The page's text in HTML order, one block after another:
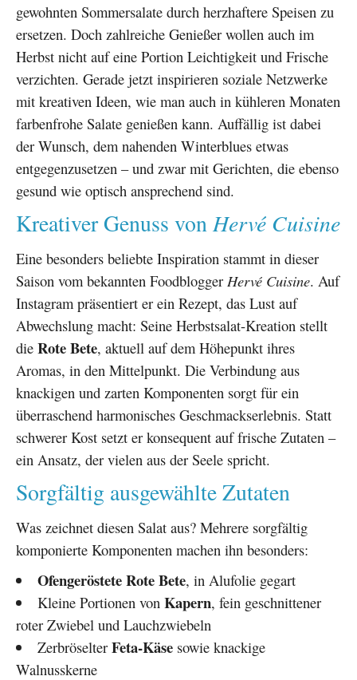
gewohnten Sommersalate durch herzhaftere Speisen zu
ersetzen. Doch zahlreiche Genießer wollen auch im
Herbst nicht auf eine Portion Leichtigkeit und Frische
verzichten. Gerade jetzt inspirieren soziale Netzwerke
mit kreativen Ideen, wie man auch in kühleren Monaten
farbenfrohe Salate genießen kann. Auffällig ist dabei
der Wunsch, dem nahenden Winterblues etwas
entgegenzusetzen – und zwar mit Gerichten, die ebenso
gesund wie optisch ansprechend sind.
Kreativer Genuss vonHervé Cuisine
Eine besonders beliebte Inspiration stammt in dieser
Saison vom bekannten Foodblogger Hervé Cuisine. Auf
Instagram präsentiert er ein Rezept, das Lust auf
Abwechslung macht: Seine Herbstsalat-Kreation stellt
die Rote Bete, aktuell auf dem Höhepunkt ihres
Aromas, in den Mittelpunkt. Die Verbindung aus
knackigen und zarten Komponenten sorgt für ein
überraschend harmonisches Geschmackserlebnis. Statt
schwerer Kost setzt er konsequent auf frische Zutaten –
ein Ansatz, der vielen aus der Seele spricht.
Sorgfältig ausgewählte Zutaten
Was zeichnet diesen Salat aus? Mehrere sorgfältig
komponierte Komponenten machen ihn besonders:
Ofengeröstete Rote Bete, in Alufolie gegart
Kleine Portionen von Kapern, fein geschnittener
roter Zwiebel und Lauchzwiebeln
Zerbröselter Feta-Käsesowie knackige
Walnusskerne